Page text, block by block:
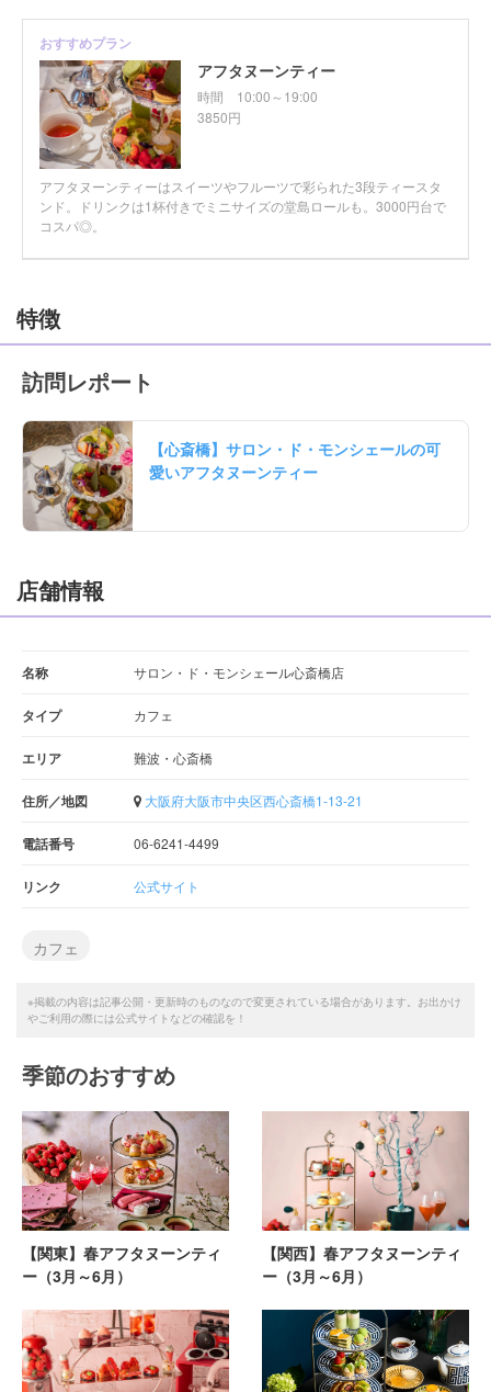
おすすめプラン
アフタヌーンティー
時間 10:00～19:00
3850円
アフタヌーンティーはスイーツやフルーツで彩られた3段ティースタ
ンド。ドリンクは1杯付きでミニサイズの堂島ロールも。3000円台で
コスパ◎。
特徴
訪問レポート
【心斎橋】サロン・ド・モンシェールの可
愛いアフタヌーンティー
店舗情報
名称 サロン・ド・モンシェール心斎橋店
タイプ カフェ
エリア 難波・心斎橋
住所／地図 大阪府大阪市中央区西心斎橋1-13-21
電話番号 06-6241-4499
リンク 公式サイト
カフェ
※掲載の内容は記事公開・更新時のものなので変更されている場合があります。お出かけ
やご利用の際には公式サイトなどの確認を！
季節のおすすめ
【関東】春アフタヌーンティ
ー（3月～6月）
【関西】春アフタヌーンティ
ー（3月～6月）